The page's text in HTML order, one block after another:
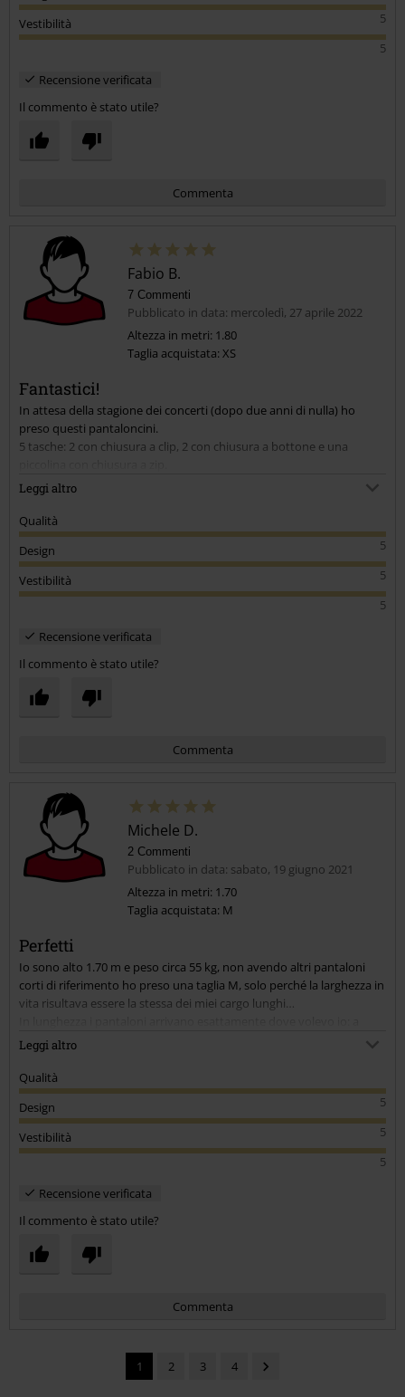
Comodi e stilosi anche i laccetti per stringere le gambe.
In sostanza i pantaloni che cercavo!!
5
Vestibilità
5
Recensione verificata
Il commento è stato utile?
Commenta
Fabio B.
7 Commenti
Pubblicato in data: mercoledì, 27 aprile 2022
Altezza in metri: 1.80
Taglia acquistata: XS
Fantastici!
In attesa della stagione dei concerti (dopo due anni di nulla) ho
preso questi pantaloncini.
5 tasche: 2 con chiusura a clip, 2 con chiusura a bottone e una
Pesantini ma molto resistenti.
Sono alto 1,80 ma sono molto magro e ho preso una XS (per farvi un
esempio di Levi's ho un 29 o una 44 taglia italiana) e mi sono perfetti!
Leggi altro
Qualità
5
Design
5
Vestibilità
5
Recensione verificata
Il commento è stato utile?
Commenta
Michele D.
2 Commenti
Pubblicato in data: sabato, 19 giugno 2021
Altezza in metri: 1.70
Taglia acquistata: M
Perfetti
Io sono alto 1.70 m e peso circa 55 kg, non avendo altri pantaloni
corti di riferimento ho preso una taglia M, solo perché la larghezza in
vita risultava essere la stessa dei miei cargo lunghi…
livello ginocchio, mentre in larghezza sono un po’ grandini per me,
quindi ho dovuto stringere al massimo i due strap sui lati.
Devo dire però che i due strap funzionano alla perfezione: riescono a
tenere su i pantaloni al livello giusto, quindi non ho bisogno di
mettere la cintura.
Il materiale è buono e le cuciture sembrano fatte bene, non ho
Leggi altro
Qualità
5
Design
5
Vestibilità
5
Recensione verificata
Il commento è stato utile?
Commenta
1 2 3 4